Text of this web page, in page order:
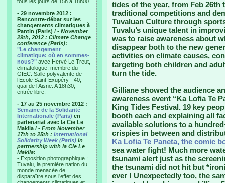
- 29 novembre 2012 :
Rencontre-débat sur les
changements climatiques à
Pantin (Paris) / - November
29th, 2012 : Climate Change
conference (Paris):
"Le changement
climatique: où en sommes-
nous?" avec Hervé Le Treut,
climatologue, membre du
GIEC. Salle polyvalente de
l’Ecole Saint-Exupéry - 40,
quai de l’Aisne. A 18h30,
entrée libre.
- 17 au 25 novembre 2012 :
Semaine de la Solidarité
Internationale (Paris) en
partenariat avec la Cie Le
Makila / - From November
17th to 25th : International
Solidarity Week (Paris) in
partnership with la Cie Le
Makila:
- Exposition photographique :
Tuvalu, la première nation du
monde menacée de
disparaître sous l’effet des
tides of the year, from Feb 26th
traditional competitions and
Tuvaluan Culture through
Tuvalu’s unique talent in
was to raise awareness about
disappear both to the new
activities on climate causes,
targeting both children and
turn the tide.
Gilliane showed the audience
awareness event “Ka Lofia Te
King Tides Festival. 19 key
booth each and explaining all
available solutions to a
crispies in between and
Ka Lofia Te Paneta, the comic
sea water fight! Much more
tsunami alert just as the
the tsunami did not hit but
ever ! Unexpectedly too, the